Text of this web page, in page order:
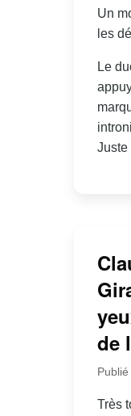
Un
les
Le
Juste
de
Très